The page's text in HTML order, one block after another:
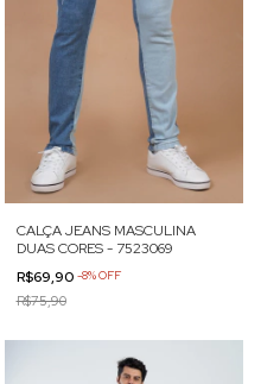
CALÇA JEANS MASCULINA
DUAS CORES - 7523069
R$69,90 -8%OFF
R$75,90